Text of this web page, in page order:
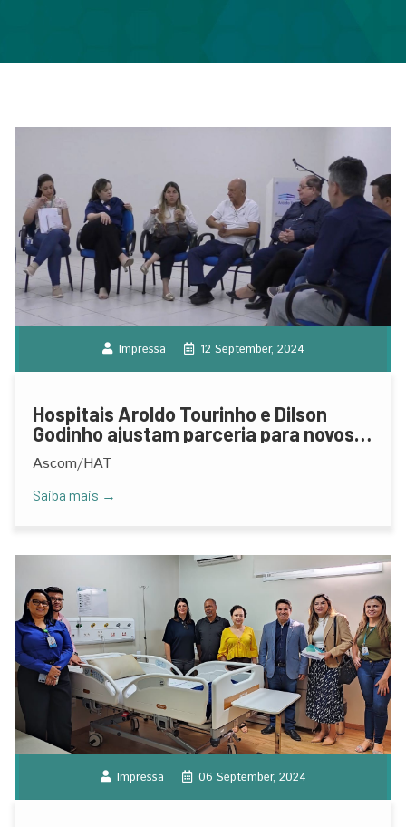
Impressa 12 September, 2024
Hospitais Aroldo Tourinho e Dilson
Godinho ajustam parceria para novos
projetos
Ascom/HAT
Saiba mais →
Impressa 06 September, 2024